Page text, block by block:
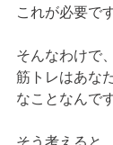
これが必要です
そんなわけで、
筋トレはあな
なことなんで
そう考えると、